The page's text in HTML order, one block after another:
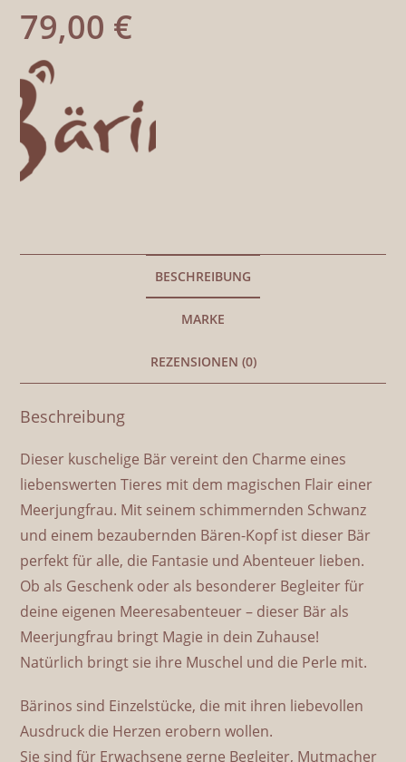
79,00 €
BESCHREIBUNG
MARKE
REZENSIONEN (0)
Beschreibung
Dieser kuschelige Bär vereint den Charme eines
liebenswerten Tieres mit dem magischen Flair einer
Meerjungfrau. Mit seinem schimmernden Schwanz
und einem bezaubernden Bären-Kopf ist dieser Bär
perfekt für alle, die Fantasie und Abenteuer lieben.
Ob als Geschenk oder als besonderer Begleiter für
deine eigenen Meeresabenteuer – dieser Bär als
Meerjungfrau bringt Magie in dein Zuhause!
Natürlich bringt sie ihre Muschel und die Perle mit.
Bärinos sind Einzelstücke, die mit ihren liebevollen
Ausdruck die Herzen erobern wollen.
Sie sind für Erwachsene gerne Begleiter, Mutmacher